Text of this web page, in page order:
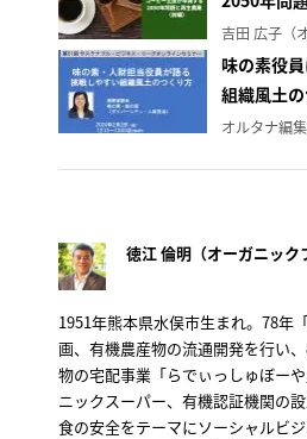
味の素役
組織風土
オルタナ編
1951年熊本県水俣市生まれ。78年
画、有機農産物の流通開発を行い
物の宅配事業「らでぃっしゅぼー
ニックスーパー、有機認証機関の
食の安全をテーマにソーシャルビ